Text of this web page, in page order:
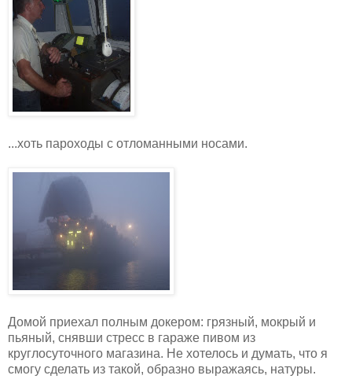
...хоть пароходы с отломанными носами.
Домой приехал полным докером: грязный, мокрый и
пьяный, снявши стресс в гараже пивом из
круглосуточного магазина. Не хотелось и думать, что я
смогу сделать из такой, образно выражаясь, натуры.